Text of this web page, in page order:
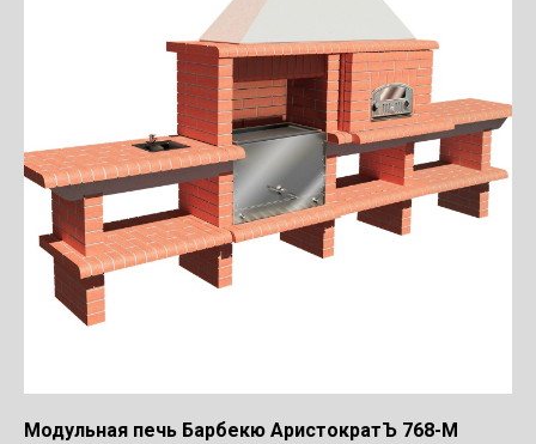
Модульная печь Барбекю АристократЪ 768-М